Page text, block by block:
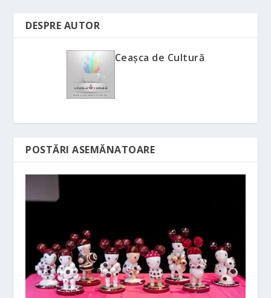
DESPRE AUTOR
Ceașca de Cultură
POSTĂRI ASEMĂNATOARE